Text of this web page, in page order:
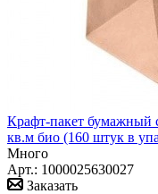
Крафт-пакет бумажный
кв.м био (160 штук в
Много
Арт.: 1000025630027
Заказать